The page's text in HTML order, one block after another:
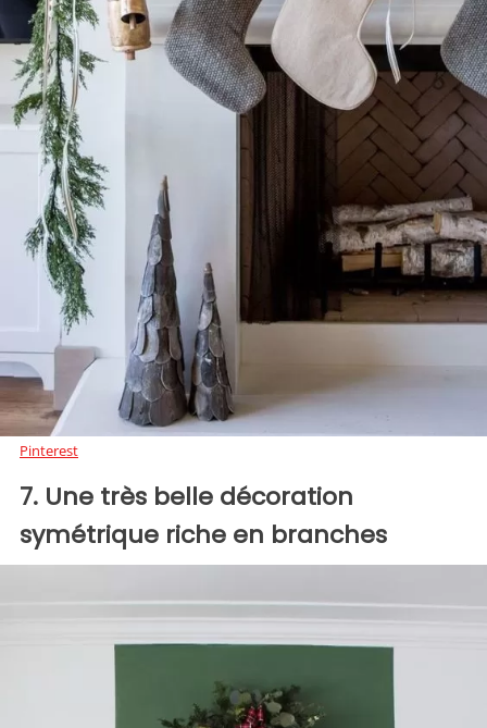
Pinterest
7. Une très belle décoration
symétrique riche en branches